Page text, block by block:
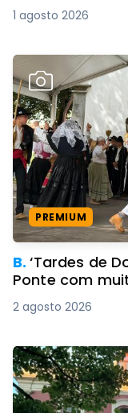
1 agosto 2026
PREMIUM
B.‘Tardes de
Ponte com
2 agosto 2026